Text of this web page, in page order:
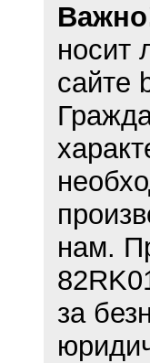
носит
сайте
нам.
за